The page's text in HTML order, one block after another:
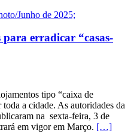
erradicar “casas-
tipo “caixa de
a cidade. As autoridades da
na sexta-feira, 3 de
em vigor em Março. […]